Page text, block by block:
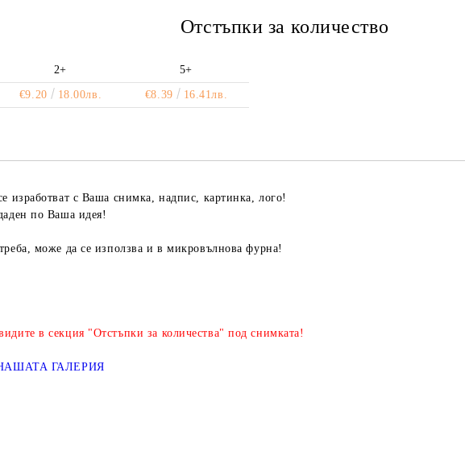
Отстъпки за количество
2+ 5+
€9.20 18.00лв. €8.39 16.41лв.
изработват с Ваша снимка, надпис, картинка, лого!
по Ваша идея!
може да се използва и в микровълнова фурна!
в секция "Отстъпки за количества" под снимката!
ГАЛЕРИЯ